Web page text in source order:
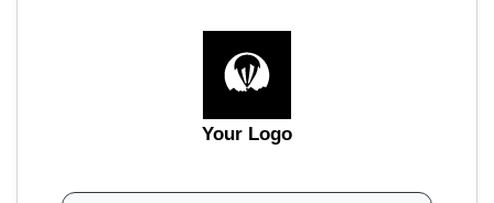
Your Logo